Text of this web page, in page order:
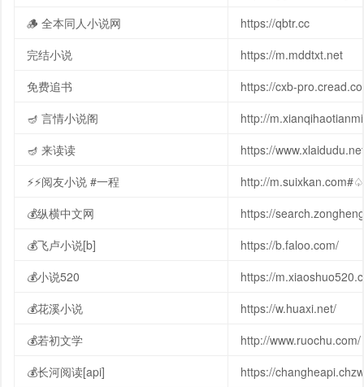
🪵 全本同人小说网
https://qbtr.cc
完结小说
https://m.mddtxt.net
免费追书
https://cxb-
🪔️ 言情小说阁
http://
🪔️ 来读读
https://
⚡️⚡️阅友小说 #一程
http://
💰纵横中文网
https://
💰飞卢小说[b]
https://b.faloo.com/
💰小说520
https://
💰花溪小说
https://w.huaxi.net/
💰若初文学
http://www.ruochu.com/
💰长河阅读[api]
https://